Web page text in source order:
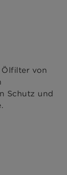
von
Schutz und